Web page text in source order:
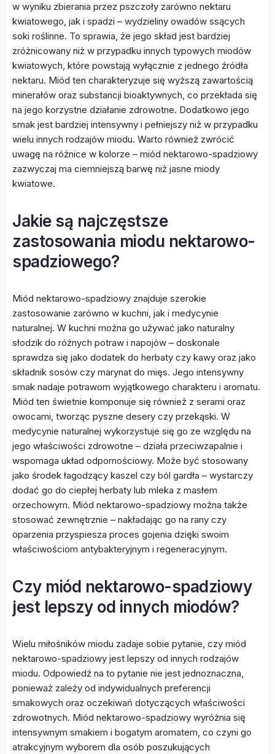
w wyniku zbierania przez pszczoły zarówno nektaru
kwiatowego, jak i spadzi – wydzieliny owadów ssących
soki roślinne. To sprawia, że jego skład jest bardziej
zróżnicowany niż w przypadku innych typowych miodów
kwiatowych, które powstają wyłącznie z jednego źródła
nektaru. Miód ten charakteryzuje się wyższą zawartością
minerałów oraz substancji bioaktywnych, co przekłada się
na jego korzystne działanie zdrowotne. Dodatkowo jego
smak jest bardziej intensywny i pełniejszy niż w przypadku
wielu innych rodzajów miodu. Warto również zwrócić
uwagę na różnice w kolorze – miód nektarowo-spadziowy
zazwyczaj ma ciemniejszą barwę niż jasne miody
kwiatowe.
Jakie są najczęstsze
zastosowania miodu nektarowo-
spadziowego?
Miód nektarowo-spadziowy znajduje szerokie
zastosowanie zarówno w kuchni, jak i medycynie
naturalnej. W kuchni można go używać jako naturalny
słodzik do różnych potraw i napojów – doskonale
sprawdza się jako dodatek do herbaty czy kawy oraz jako
składnik sosów czy marynat do mięs. Jego intensywny
smak nadaje potrawom wyjątkowego charakteru i aromatu.
Miód ten świetnie komponuje się również z serami oraz
owocami, tworząc pyszne desery czy przekąski. W
medycynie naturalnej wykorzystuje się go ze względu na
jego właściwości zdrowotne – działa przeciwzapalnie i
wspomaga układ odpornościowy. Może być stosowany
jako środek łagodzący kaszel czy ból gardła – wystarczy
dodać go do ciepłej herbaty lub mleka z masłem
orzechowym. Miód nektarowo-spadziowy można także
stosować zewnętrznie – nakładając go na rany czy
oparzenia przyspiesza proces gojenia dzięki swoim
właściwościom antybakteryjnym i regeneracyjnym.
Czy miód nektarowo-spadziowy
jest lepszy od innych miodów?
Wielu miłośników miodu zadaje sobie pytanie, czy miód
nektarowo-spadziowy jest lepszy od innych rodzajów
miodu. Odpowiedź na to pytanie nie jest jednoznaczna,
ponieważ zależy od indywidualnych preferencji
smakowych oraz oczekiwań dotyczących właściwości
zdrowotnych. Miód nektarowo-spadziowy wyróżnia się
intensywnym smakiem i bogatym aromatem, co czyni go
atrakcyjnym wyborem dla osób poszukujących